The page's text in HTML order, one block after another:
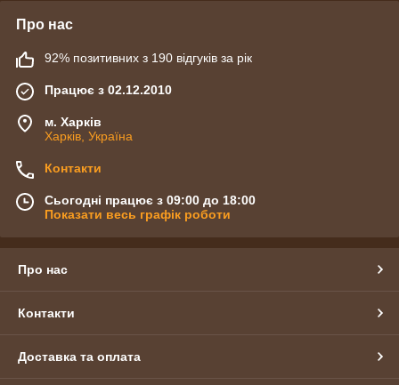
Про нас
92% позитивних з 190 відгуків за рік
Працює з 02.12.2010
м. Харків
Харків, Україна
Контакти
Сьогодні працює з 09:00 до 18:00
Показати весь графік роботи
Про нас
Контакти
Доставка та оплата